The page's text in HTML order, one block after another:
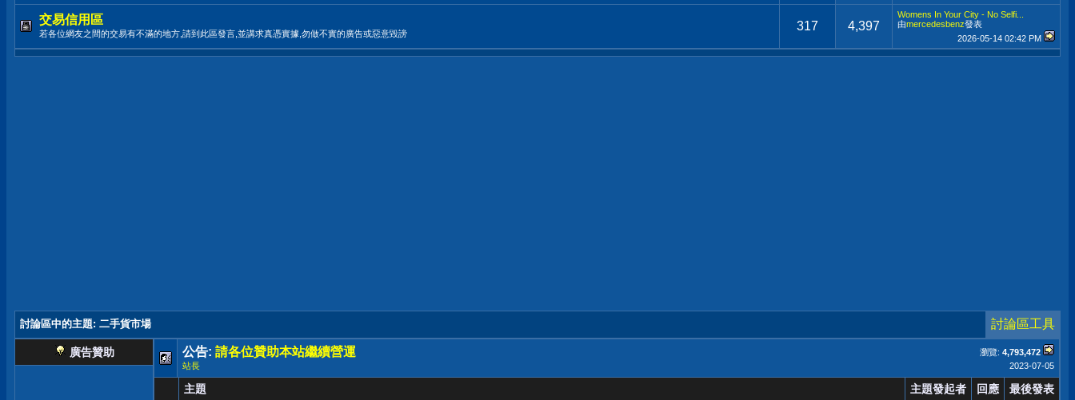
交易信用區
若各位網友之間的交易有不滿的地方,請到此區發言,並講求真憑實據,勿做不實的廣告或惡意毀謗
317 4,397
Womens In Your City - No Selfi...
由mercedesbenz發表
2026-05-14 02:42 PM
討論區中的主題: 二手貨市場 討論區工具
廣告贊助 瀏覽: 4,793,472
公告: 請各位贊助本站繼續營運
2023-07-05
站長
主題 主題發起者 回應 最後發表